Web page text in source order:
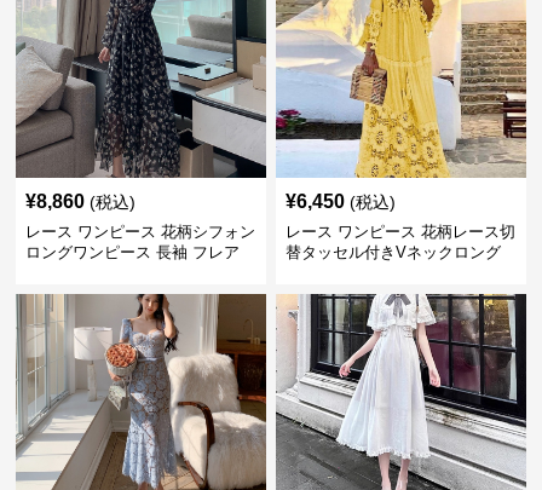
¥8,860 (税込)
レース ワンピース 花柄シフォン
ロングワンピース 長袖 フレア
¥6,450 (税込)
レース ワンピース 花柄レース切
替タッセル付きVネックロング